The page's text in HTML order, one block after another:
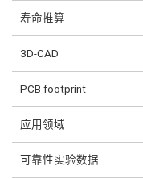
寿命推算
3D-CAD
PCB footprint
应用领域
可靠性实验数据